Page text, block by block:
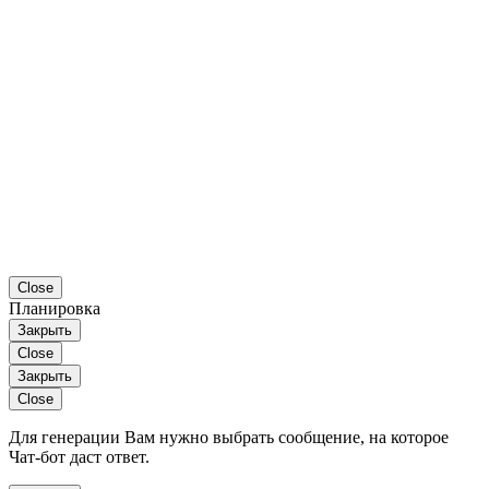
Close
Планировка
Закрыть
Close
Закрыть
Close
Для генерации Вам нужно выбрать сообщение, на которое
Чат-бот даст ответ.